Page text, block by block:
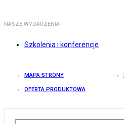
NASZE WYDARZENIA
Szkolenia i konferencje
MAPA STRONY
OFERTA PRODUKTOWA